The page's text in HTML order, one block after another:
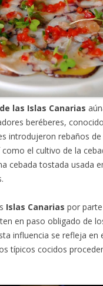
las Islas Canarias
beréberes,
introdujeron rebaños
el cultivo de la
cebada tostada usada
Islas Canarias por
en paso obligado de
influencia se refleja en
típicos cocidos